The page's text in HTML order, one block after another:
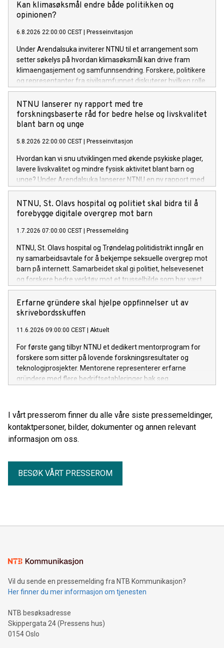
Kan klimasøksmål endre både politikken og
opinionen?
6.8.2026 22:00:00 CEST Presseinvitasjon
Under Arendalsuka inviterer NTNU til et arrangement som
setter søkelys på hvordan klimasøksmål kan drive fram
klimaengasjement og samfunnsendring. Forskere, politikere
og representanter fra sivilsamfunnet diskuterer hvilken rolle
rettssystemet spiller i møte med klimakrisen, og hvordan
juridiske prosesser påvirker opinionen.
NTNU lanserer ny rapport med tre
forskningsbaserte råd for bedre helse og livskvalitet
blant barn og unge
5.8.2026 22:00:00 CEST Presseinvitasjon
Hvordan kan vi snu utviklingen med økende psykiske plager,
lavere livskvalitet og mindre fysisk aktivitet blant barn og
unge? Under Arendalsuka lanserer NTNU en ny rapport med
tre forskningsbaserte råd til politikere og andre
beslutningstakere om hvordan vi kan fremme god helse og
livskvalitet hos barn og unge.
NTNU, St. Olavs hospital og politiet skal bidra til å
forebygge digitale overgrep mot barn
1.7.2026 07:00:00 CEST Pressemelding
NTNU, St. Olavs hospital og Trøndelag politidistrikt inngår en
ny samarbeidsavtale for å bekjempe seksuelle overgrep mot
barn på internett. Samarbeidet skal gi politiet, helsevesenet
og forskere bedre verktøy mot et trusselbilde som har vært
økende de siste årene.
Erfarne gründere skal hjelpe oppfinnelser ut av
skrivebordsskuffen
11.6.2026 09:00:00 CEST Aktuelt
For første gang tilbyr NTNU et dedikert mentorprogram for
forskere som sitter på lovende forskningsresultater og
teknologiprosjekter. Mentorene representerer erfarne
gründere med flere bedriftsetableringer bak seg.
I vårt presserom finner du alle våre siste pressemeldinger,
kontaktpersoner, bilder, dokumenter og annen relevant
informasjon om oss.
BESØK VÅRT PRESSEROM
Vil du sende en pressemelding fra NTB Kommunikasjon?
Her finner du mer informasjon om tjenesten
NTB besøksadresse
Skippergata 24 (Pressens hus)
0154 Oslo